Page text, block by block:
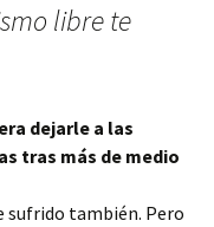
libre te
dejarle a las
tras más de medio
sufrido también. Pero